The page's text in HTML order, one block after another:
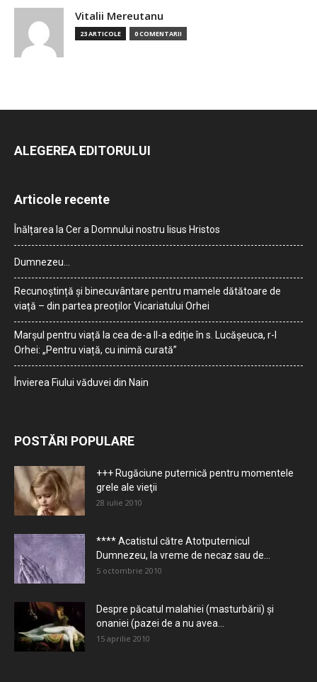
Vitalii Mereutanu
23 ARTICOLE 0 COMENTARII
ALEGEREA EDITORULUI
Articole recente
Înălțarea la Cer a Domnului nostru Iisus Hristos
Dumnezeu…
Recunoștință și binecuvântare pentru mamele dătătoare de
viață – din partea preoților Vicariatului Orhei
Marșul pentru viață la cea de-a II-a ediție în s. Lucășeuca, r-l
Orhei: „Pentru viață, cu inimă curată”
Învierea Fiului văduvei din Nain
POSTĂRI POPULARE
+++ Rugăciune puternică pentru momentele
grele ale vieţii
28 iulie 2010
**** Acatistul către Atotputernicul
Dumnezeu, la vreme de necaz sau de...
5 octombrie 2010
Despre păcatul malahiei (masturbării) şi
onaniei (pazei de a nu avea...
15 aprilie 2010